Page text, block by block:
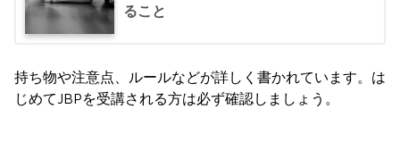
ること
持ち物や注意点、ルールなどが詳しく書かれています。は
じめてJBPを受講される方は必ず確認しましょう。